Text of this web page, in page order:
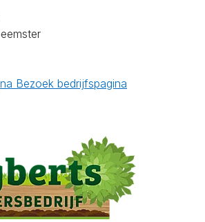
Bezoek bedrijfspagina